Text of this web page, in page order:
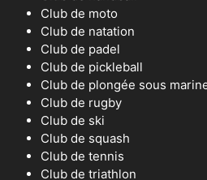
Club de moto
Club de natation
Club de padel
Club de pickleball
Club de plongée sous
Club de rugby
Club de ski
Club de squash
Club de tennis
Club de triathlon